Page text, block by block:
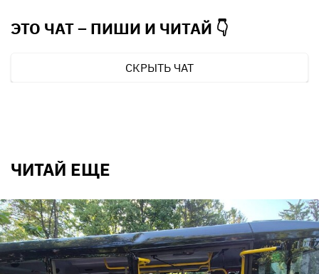
ЭТО ЧАТ – ПИШИ И ЧИТАЙ 👇
СКРЫТЬ ЧАТ
ЧИТАЙ ЕЩЕ